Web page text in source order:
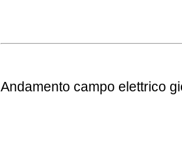
Andamento campo elettrico